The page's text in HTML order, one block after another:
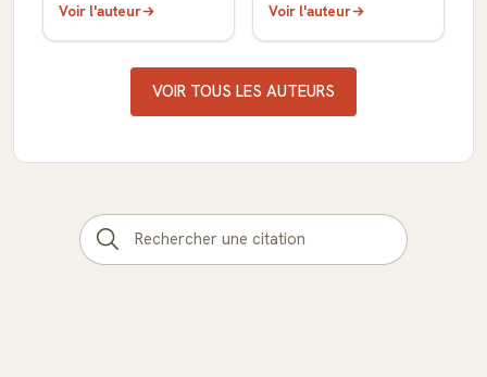
Voir l'auteur Voir l'auteur
VOIR TOUS LES AUTEURS